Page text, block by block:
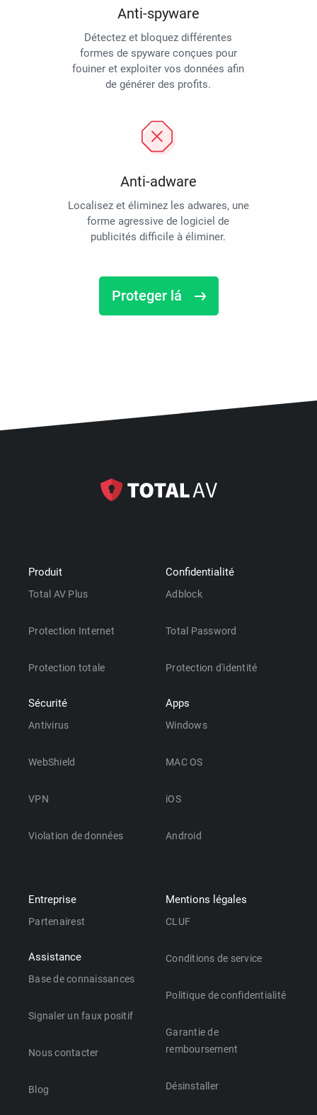
Anti-spyware
Détectez et bloquez différentes
formes de spyware conçues pour
fouiner et exploiter vos données afin
de générer des profits.
Anti-adware
Localisez et éliminez les adwares, une
forme agressive de logiciel de
publicités difficile à éliminer.
Proteger lá
Produit
Total AV Plus
Protection Internet
Protection totale
Sécurité
Antivirus
WebShield
VPN
Violation de données
Confidentialité
Adblock
Total Password
Protection d'identité
Apps
Windows
MAC OS
iOS
Android
Entreprise
Partenairest
Assistance
Base de connaissances
Signaler un faux positif
Nous contacter
Blog
Mentions légales
CLUF
Conditions de service
Politique de confidentialité
Garantie de
remboursement
Désinstaller